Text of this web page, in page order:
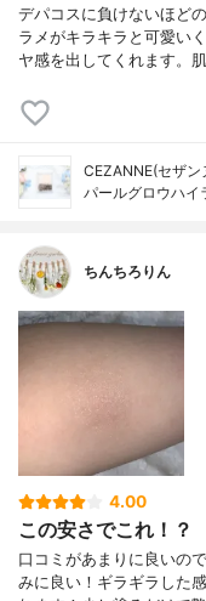
デパコスに負けないほど
ラメがキラキラと可愛い
ヤ感を出してくれます。
CEZANNE(セザン
パールグロウハイ
ちんちろりん
4.00
この安さでこれ！？
口コミがあまりに良いの
みに良い！ギラギラした